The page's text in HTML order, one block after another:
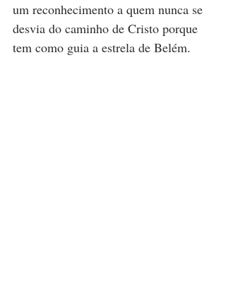
um reconhecimento a quem nunca se
desvia do caminho de Cristo porque
tem como guia a estrela de Belém.